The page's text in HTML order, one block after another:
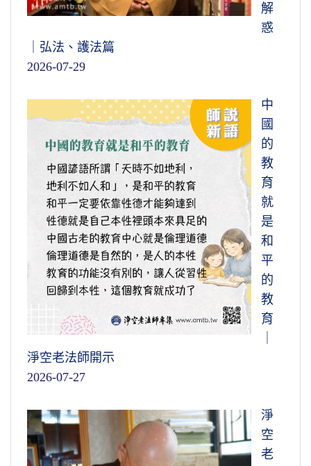
解
惑
｜弘法、護法篇
2026-07-29
中
國
的
教
育
就
是
和
平
的
教
育
淨空老法師開示
2026-07-27
淨
空
老